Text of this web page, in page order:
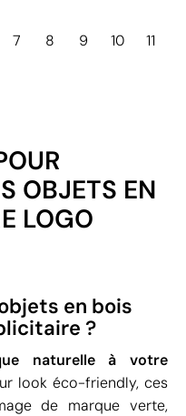
7 8 9 10 11
OBJETS EN
LOGO
en bois
?
naturelle à votre
look éco-friendly, ces
de marque verte,